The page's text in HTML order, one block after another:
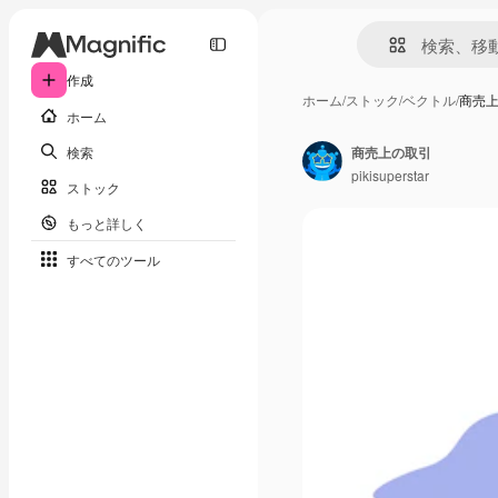
作成
ホーム
検索
ストック
もっと詳しく
すべてのツール
ホーム/ストック/ベクトル/商売
商売上の取引
pikisuperstar